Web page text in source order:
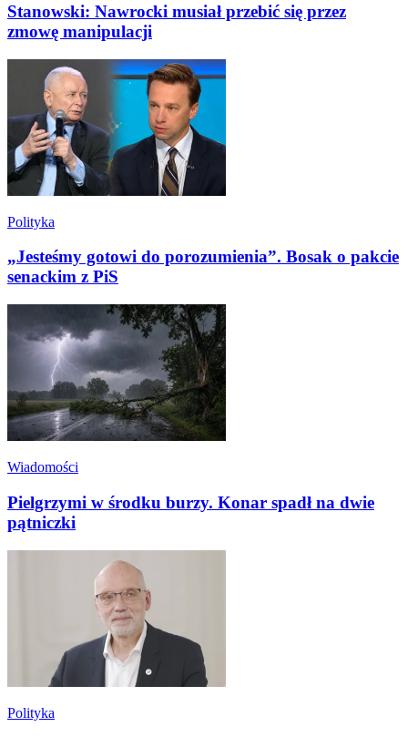
Stanowski: Nawrocki musiał przebić się przez
zmowę manipulacji
Polityka
„Jesteśmy gotowi do porozumienia”. Bosak o pakcie
senackim z PiS
Wiadomości
Pielgrzymi w środku burzy. Konar spadł na dwie
pątniczki
Polityka